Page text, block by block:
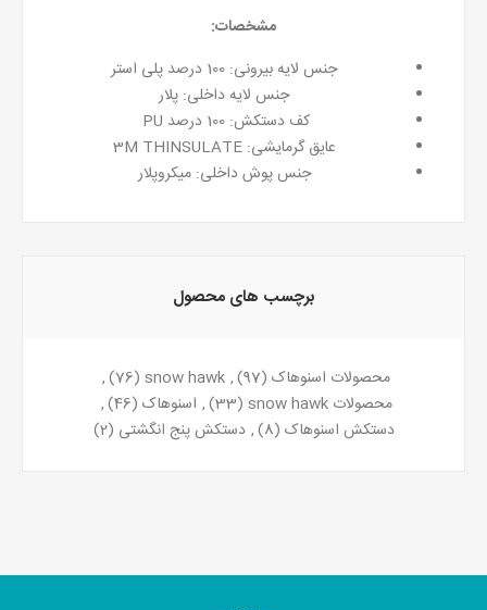
مشخصات:
جنس لایه بیرونی: 100 درصد پلی استر
جنس لایه داخلی: پلار
کف دستکش: 100 درصد PU
عایق گرمایشی: 3M THINSULATE
جنس پوش داخلی: میکروپلار
برچسب های محصول
محصولات اسنوهاک (97)
,
snow hawk
(76)
,
محصولات snow hawk
(33)
, اسنوهاک (46)
,
دستکش اسنوهاک (8)
, دستکش پنج انگشتی (2)